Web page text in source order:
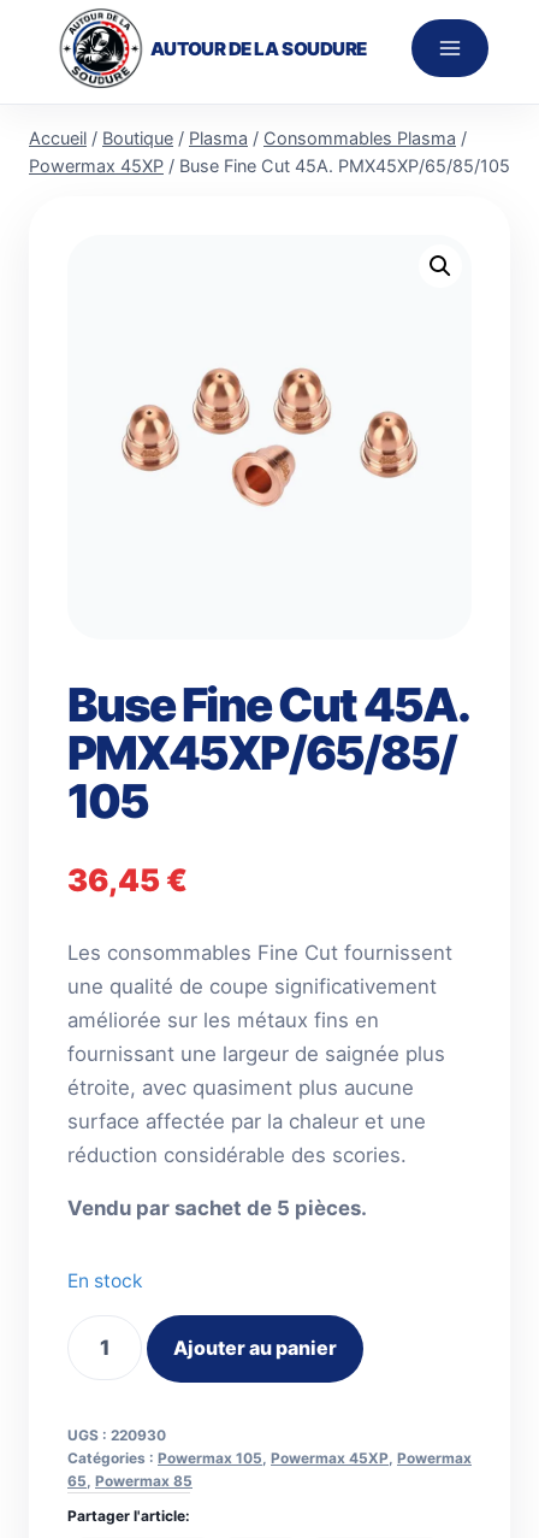
contenu
AUTOUR DE LA SOUDURE
Accueil / Boutique / Plasma / Consommables Plasma /
Powermax 45XP / Buse Fine Cut 45A. PMX45XP/65/85/105
Buse Fine Cut 45A.
PMX45XP/65/85/
105
36,45€
Les consommables Fine Cut fournissent
une qualité de coupe significativement
améliorée sur les métaux fins en
fournissant une largeur de saignée plus
étroite, avec quasiment plus aucune
surface affectée par la chaleur et une
réduction considérable des scories.
Vendu par sachet de 5 pièces.
En stock
Fine
Cut
45A.
PMX45XP/65/85/105
Ajouter au panier
UGS : 220930
Catégories : Powermax 105 Powermax 45XP Powermax
65 Powermax 85
Partager l'article: